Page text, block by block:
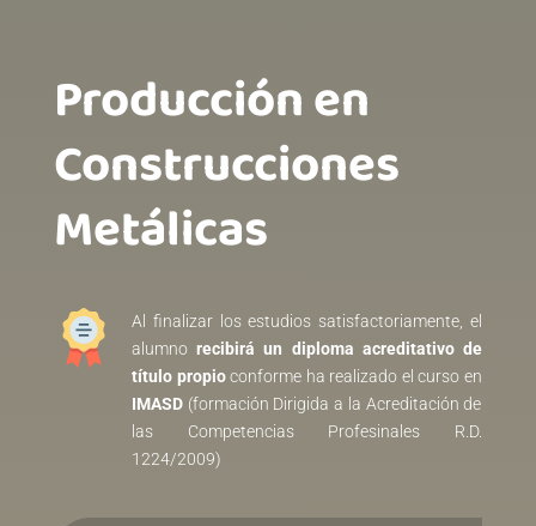
Producción en
Construcciones
Metálicas
Al finalizar los estudios satisfactoriamente, el
alumnorecibirá un diploma acreditativo de
título propioconforme ha realizado el curso en
IMASD(formación Dirigida a la Acreditación de
las Competencias Profesinales R.D.
1224/2009)